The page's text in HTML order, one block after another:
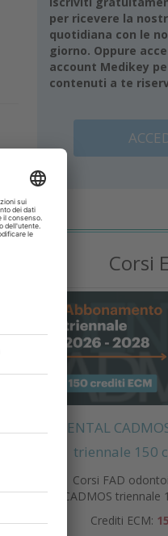
per ricevere la
quotidiana con le
giorno. Oppure
account Medikey
contenuti a te
Corsi
DENTAL
triennale 150
Corsi FAD
CADMOS triennale
Crediti ECM: